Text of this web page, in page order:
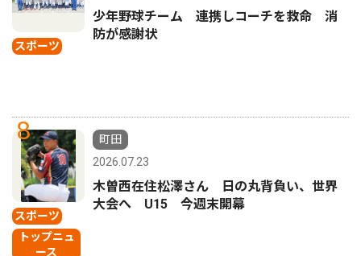
スポーツ
少年野球チーム 連携しコーチを救命 消
防が感謝状
8
スポーツ
トップニュ
ース
町田
2026.07.23
木曽西在住松澤さん 日の丸背負い、世界
大会へ U15 今週末開幕